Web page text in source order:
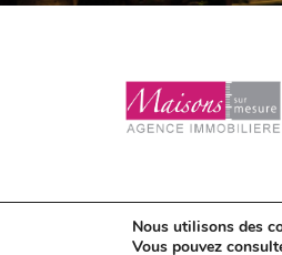
Nous utilisons des
Vous pouvez